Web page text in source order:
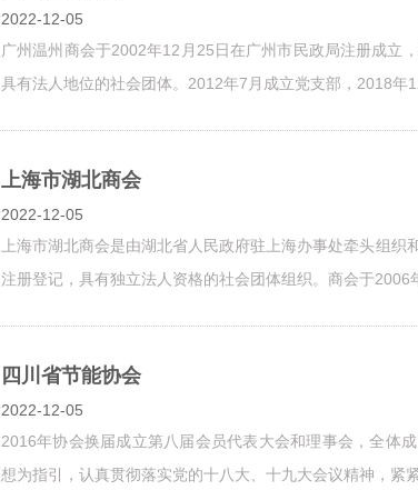
2022-12-05
广州温州商会于2002年12月25日在广州市民政局注册成立
具有法人地位的社会团体。2012年7月成立党支部，2018年
上海市湖北商会
2022-12-05
上海市湖北商会是由湖北省人民政府驻上海办事处牵头组
注册登记，具有独立法人资格的社会团体组织。商会于2006
四川省节能协会
2022-12-05
2016年协会换届成立第八届会员代表大会和理事会，全体
想为指引，认真贯彻落实党的十八大、十九大会议精神，紧